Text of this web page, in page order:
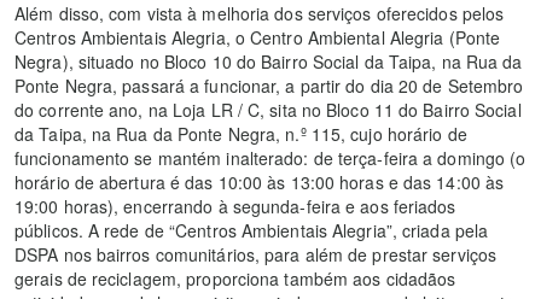
Além disso, com vista à melhoria dos serviços oferecidos pelos
Centros Ambientais Alegria, o Centro Ambiental Alegria (Ponte
Negra), situado no Bloco 10 do Bairro Social da Taipa, na Rua da
Ponte Negra, passará a funcionar, a partir do dia 20 de Setembro
do corrente ano, na Loja LR / C, sita no Bloco 11 do Bairro Social
da Taipa, na Rua da Ponte Negra, n.º 115, cujo horário de
funcionamento se mantém inalterado: de terça-feira a domingo (o
horário de abertura é das 10:00 às 13:00 horas e das 14:00 às
19:00 horas), encerrando à segunda-feira e aos feriados
públicos. A rede de “Centros Ambientais Alegria”, criada pela
DSPA nos bairros comunitários, para além de prestar serviços
gerais de reciclagem, proporciona também aos cidadãos